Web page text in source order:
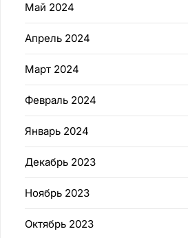
Май 2024
Апрель 2024
Март 2024
Февраль 2024
Январь 2024
Декабрь 2023
Ноябрь 2023
Октябрь 2023